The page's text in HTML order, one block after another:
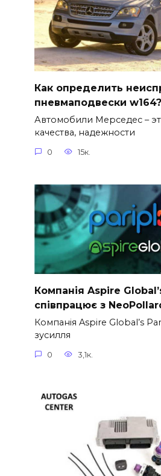
Как определить
пневмаподвески w164?
Автомобили Мерседес –
качества, надежности
0 15к.
Компанія Aspire
співпрацює з
Компанія Aspire Global’s
зусилля
0 3,1к.